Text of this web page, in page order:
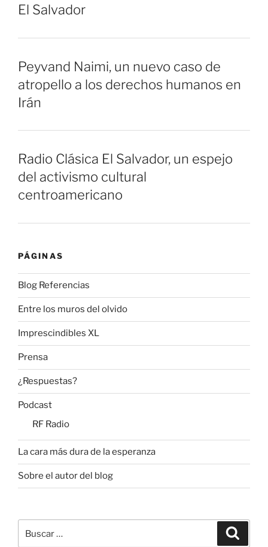
El Salvador
Peyvand Naimi, un nuevo caso de
atropello a los derechos humanos en
Irán
Radio Clásica El Salvador, un espejo
del activismo cultural
centroamericano
PÁGINAS
Blog Referencias
Entre los muros del olvido
Imprescindibles XL
Prensa
¿Respuestas?
Podcast
RF Radio
La cara más dura de la esperanza
Sobre el autor del blog
por: